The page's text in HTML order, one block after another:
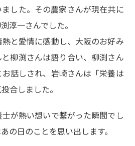
した。その農家さんが現在共に
淳一さんでした。
と愛情に感動し、大阪のお好み
柳渕さんは語り合い、柳渕さん
話しされ、岩崎さんは「栄養は
合しました。
士が熱い想いで繋がった瞬間でし
の日のことを思い出します。